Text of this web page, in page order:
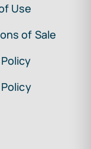
Use
of Sale